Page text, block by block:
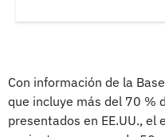
Con información de la
que incluye más del 70 %
presentados en EE.UU.,